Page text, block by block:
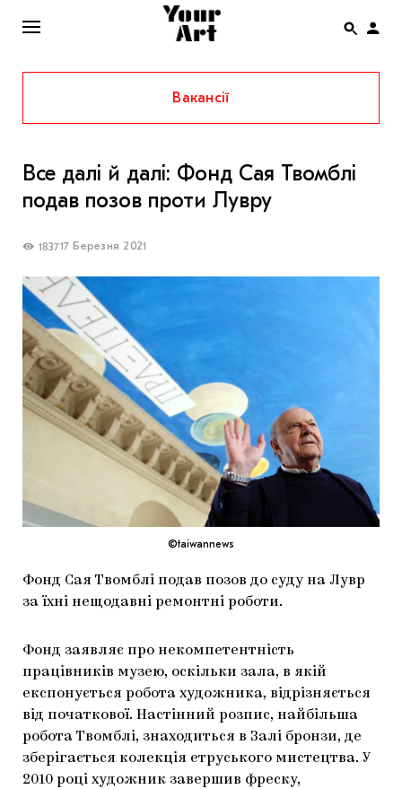
ENG
НОВИНИ
АФІША
ІНТЕРВ’Ю
THE UKRAINIAN PAVILION AT VENICE BIENNALE
МАРІУПОЛЬСЬКІ МАРГІНАЛІЇ
ДОСЛІДНИЦЬКА ПЛАТФОРМА
ЗАПАЛЕННЯ
CARPATHIAN CULT ПРО РІЗДВЯНІ СВЯТА
Вакансії
Все далі й далі: Фонд Сая Твомблі
подав позов проти Лувру
183717 Березня 2021
©taiwannews
Фонд Сая Твомблі подав позов до суду на Лувр
за їхні нещодавні ремонтні роботи.
Фонд заявляє про некомпетентність
працівників музею, оскільки зала, в якій
експонується робота художника, відрізняється
від початкової. Настінний розпис, найбільша
робота Твомблі, знаходиться в Залі бронзи, де
зберігається колекція етруського мистецтва. У
2010 році художник завершив фреску,